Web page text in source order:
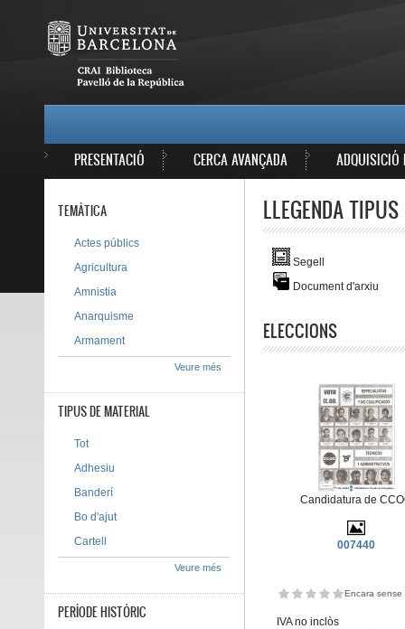
PRESENTACIÓ CERCA AVANÇADA ADQUISICIÓ
LLEGENDA
Segell
Document d'arxiu
ELECCIONS
Candidatura de
007440
Encara sense
IVA no inclòs
TEMÀTICA
Actes públics
Agricultura
Amnistia
Anarquisme
Armament
Veure més
TIPUS DE MATERIAL
Tot
Adhesiu
Banderí
Bo d'ajut
Cartell
Veure més
PERÍODE HISTÒRIC